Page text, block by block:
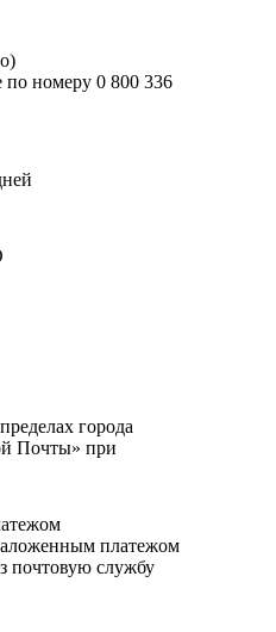
по номеру 0 800 336
города
Почты» при
платежом
почтовую службу